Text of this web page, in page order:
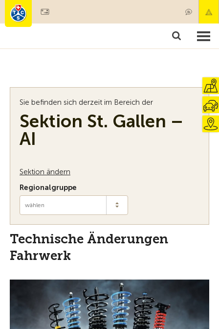
Mitgliedschaft & Leistungen
Sie befinden sich derzeit im Bereich der
Sektion St. Gallen –
AI
Sektion ändern
Regionalgruppe
wählen
Technische Änderungen
Fahrwerk